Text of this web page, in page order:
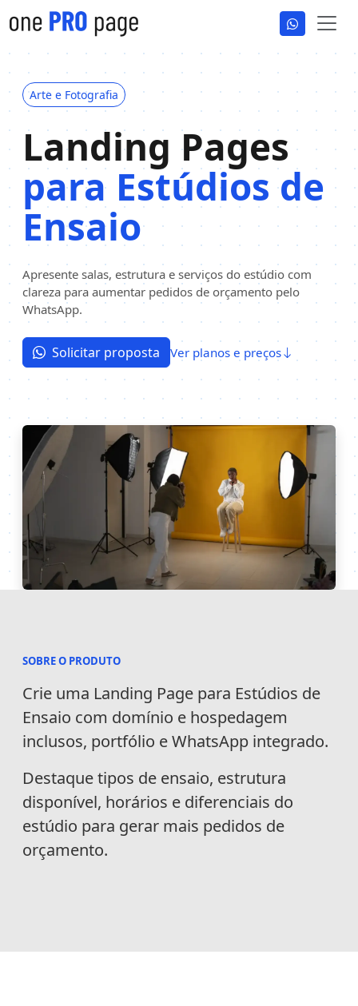
Arte e Fotografia
Landing Pages
para Estúdios de
Ensaio
Apresente salas, estrutura e serviços do estúdio com
clareza para aumentar pedidos de orçamento pelo
WhatsApp.
Solicitar proposta Ver planos e preços
SOBRE O PRODUTO
Informações
Crie uma Landing Page para Estúdios de
Ensaio com domínio e hospedagem
inclusos, portfólio e WhatsApp integrado.
Destaque tipos de ensaio, estrutura
disponível, horários e diferenciais do
estúdio para gerar mais pedidos de
orçamento.